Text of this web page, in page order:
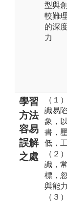
型與
較難
的深
力
學習
方法
容易
誤解
之處
（１
識易
象，
書，
低，
（２
識，
標，
與能力
（３